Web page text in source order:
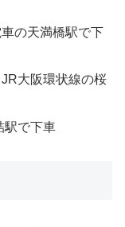
の天満橋駅で下
大阪環状線の桜
駅で下車